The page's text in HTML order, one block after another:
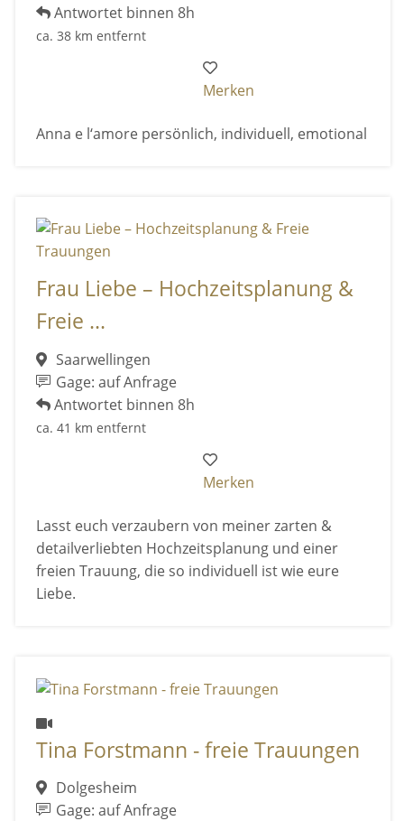
Antwortet binnen 8h
ca. 38 km entfernt
Merken
Anna e l‘amore persönlich, individuell, emotional
Frau Liebe – Hochzeitsplanung &
Freie ...
Saarwellingen
Gage: auf Anfrage
Antwortet binnen 8h
ca. 41 km entfernt
Merken
Lasst euch verzaubern von meiner zarten &
detailverliebten Hochzeitsplanung und einer
freien Trauung, die so individuell ist wie eure
Liebe.
Tina Forstmann - freie Trauungen
Dolgesheim
Gage: auf Anfrage